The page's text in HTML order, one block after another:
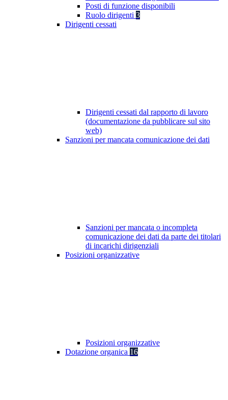
Posti di funzione disponibili
Ruolo dirigenti 3
Dirigenti cessati
Dirigenti cessati dal rapporto di lavoro
(documentazione da pubblicare sul sito
web)
Sanzioni per mancata comunicazione dei dati
Sanzioni per mancata o incompleta
comunicazione dei dati da parte dei titolari
di incarichi dirigenziali
Posizioni organizzative
Posizioni organizzative
Dotazione organica 16